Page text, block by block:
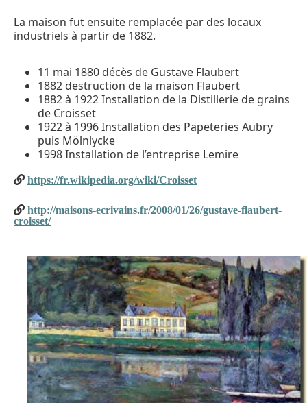
La maison fut ensuite remplacée par des locaux
industriels à partir de 1882.
11 mai 1880 décès de Gustave Flaubert
1882 destruction de la maison Flaubert
1882 à 1922 Installation de la Distillerie de grains
de Croisset
1922 à 1996 Installation des Papeteries Aubry
puis Mölnlycke
1998 Installation de l’entreprise Lemire
https://fr.wikipedia.org/wiki/Croisset
http://maisons-ecrivains.fr/2008/01/26/gustave-flaubert-
croisset/